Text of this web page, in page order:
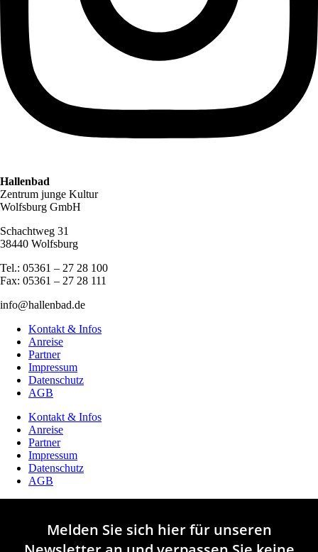
Hallenbad
Zentrum junge Kultur
Wolfsburg GmbH
Schachtweg 31
38440 Wolfsburg
Tel.: 05361 – 27 28 100
Fax: 05361 – 27 28 111
info@hallenbad.de
Kontakt & Infos
Anreise
Partner
Impressum
Datenschutz
AGB
Kontakt & Infos
Anreise
Partner
Impressum
Datenschutz
AGB